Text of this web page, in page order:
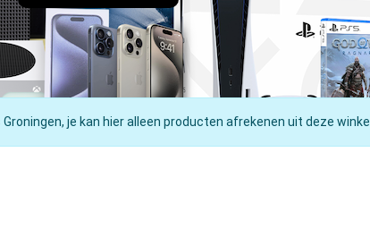
je kan hier alleen producten afrekenen uit deze winkel.